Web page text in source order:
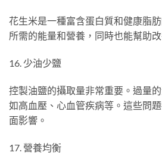
花生米是一種富含蛋白質和健康脂
所需的能量和營養，同時也能幫助
16. 少油少鹽
控製油鹽的攝取量非常重要。過量
如高血壓、心血管疾病等。這些問
面影響。
17. 營養均衡